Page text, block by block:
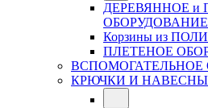
ДЕРЕВЯННОЕ и
ОБОРУДОВАНИЕ
Корзины из
ПЛЕТЕНОЕ
ВСПОМОГАТЕЛЬНОЕ
КРЮЧКИ И